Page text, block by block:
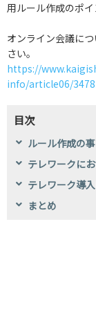
用ルール作成のポイ
オンライン会議に
さい。
https://
info/article06/
目次
ルール作成の
テレワークに
テレワーク導
まとめ